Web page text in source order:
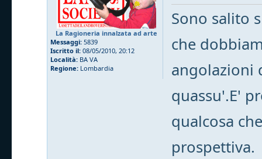
La Ragioneria innalzata ad arte
Messaggi: 5839
Iscritto il: 08/05/2010, 20:12
Località: BA VA
Regione: Lombardia
Sono salito
che
angolazioni
quassu'.E'
qualcosa
prospettiva.